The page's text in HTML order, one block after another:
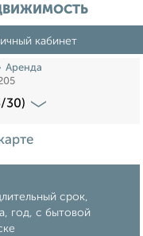
кабинет
Аренда
30)
срок,
год, с бытовой